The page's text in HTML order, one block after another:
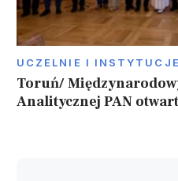
UCZELNIE I INSTYTUCJE
Toruń/
Analitycznej PAN